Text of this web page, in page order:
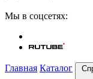
Мы в соцсетях:
Главная Каталог